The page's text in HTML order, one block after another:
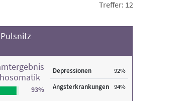
Treffer: 12
93%
Depressionen 92%
Angsterkrankungen 94%